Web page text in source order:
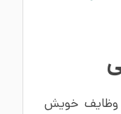
وظایف خویش